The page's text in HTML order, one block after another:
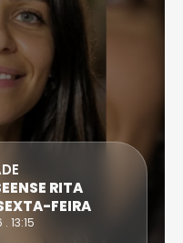
RITA
FEIRA
13:15